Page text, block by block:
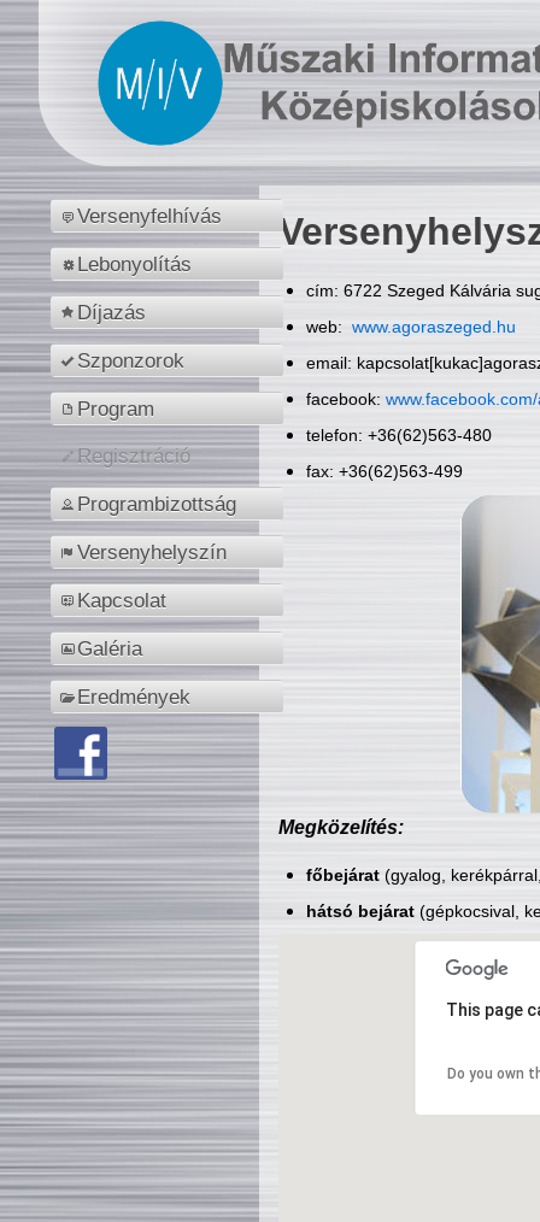
Versenyfelhívás
Lebonyolítás
Díjazás
Szponzorok
Program
Regisztráció
Programbizottság
Versenyhelyszín
Kapcsolat
Galéria
Eredmények
cím: 6722 Szeged Kálvária
web: www.agoraszeged.hu
email:
facebook:
telefon: +36(62)563-480
fax: +36(62)563-499
Megközelítés:
főbejárat(gyalog,
hátsó bejárat(gépkocsival,
This page
Do you own